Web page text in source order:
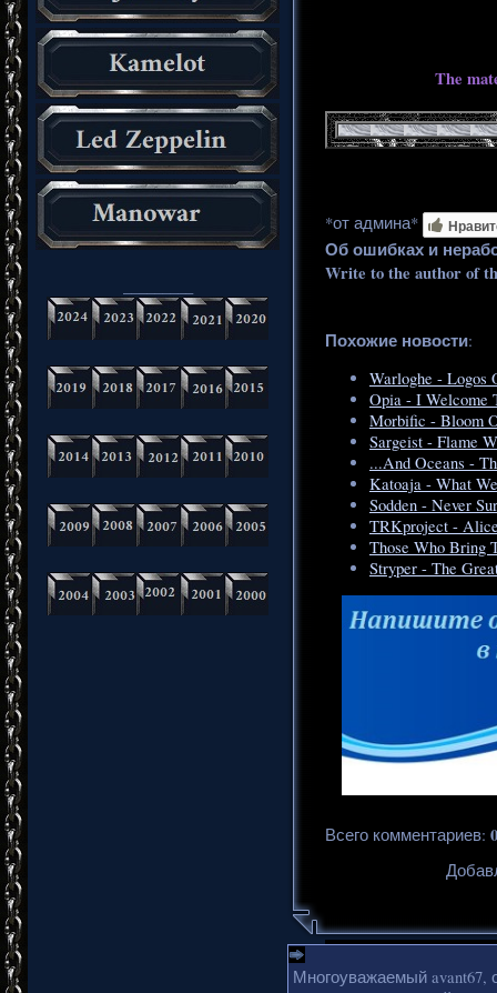
The
*от админа*
Об ошибках и
Write to the author of
Похожие новости:
Warloghe - Logos
Opia - I Welcome
Morbific - Bloom
Sargeist - Flame
...And Oceans -
Katoaja - What
Sodden - Never
TRKproject -
Those Who Bring
Stryper - The
Всего комментариев: 0
Многоуважаемый